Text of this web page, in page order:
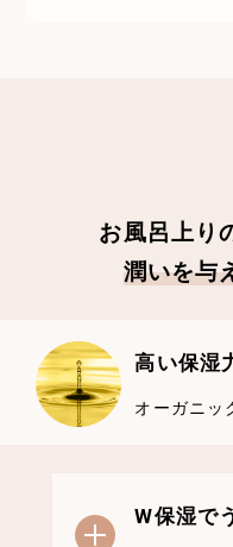
お風呂上り
潤いを与
高い保湿
オーガニッ
W保湿で